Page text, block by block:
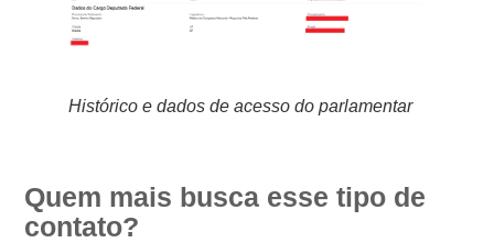
Histórico e dados de acesso do parlamentar
Quem mais busca esse tipo de
contato?